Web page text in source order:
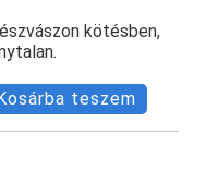
kötésben,
teszem